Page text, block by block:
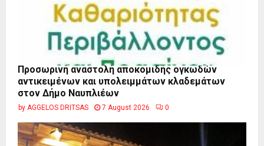
Προσωρινή αναστολή αποκομιδής ογκωδών
αντικειμένων και υπολειμμάτων κλαδεμάτων
στον Δήμο Ναυπλιέων
by AGGELOS DRITSAS 7 August 2026 0